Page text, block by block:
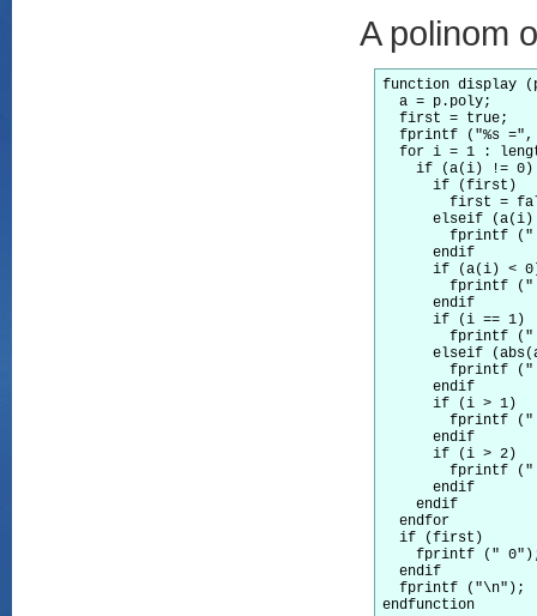
A polinom
function display
  a = p.poly;
  first = true;
fprintf ("%s
for i = 1 :
    if (a(i) != 0)
      if (first)
first =
elseif (a(i)
fprintf ("
      endif
if (a(i) <
fprintf ("
      endif
      if (i == 1)
fprintf
elseif
fprintf
      endif
      if (i > 1)
fprintf ("
      endif
      if (i > 2)
fprintf
      endif
    endif
  endfor
  if (first)
fprintf ("
  endif
  fprintf ("\n");
endfunction